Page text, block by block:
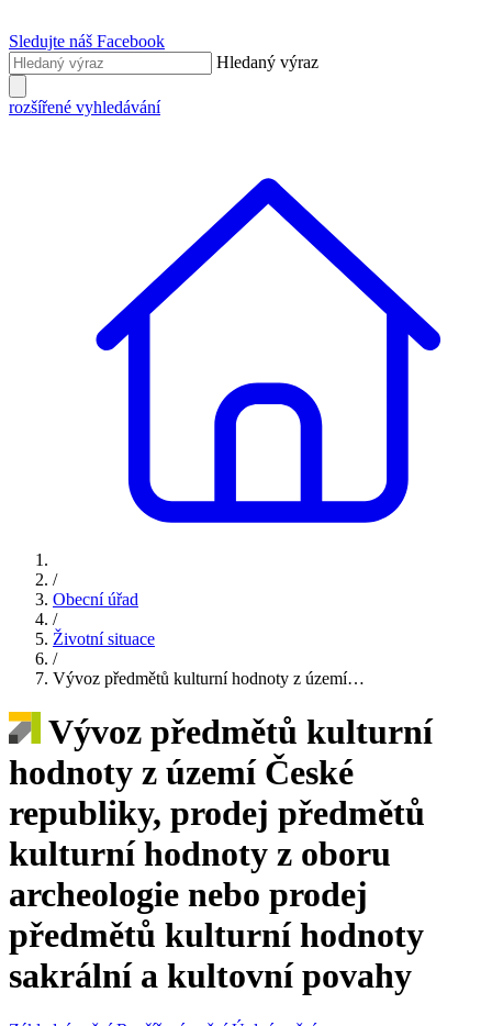
Sledujte náš Facebook
Hledaný výraz
rozšířené vyhledávání
/
Obecní úřad
/
Životní situace
/
Vývoz předmětů kulturní hodnoty z území…
Vývoz předmětů kulturní
hodnoty z území České
republiky, prodej předmětů
kulturní hodnoty z oboru
archeologie nebo prodej
předmětů kulturní hodnoty
sakrální a kultovní povahy